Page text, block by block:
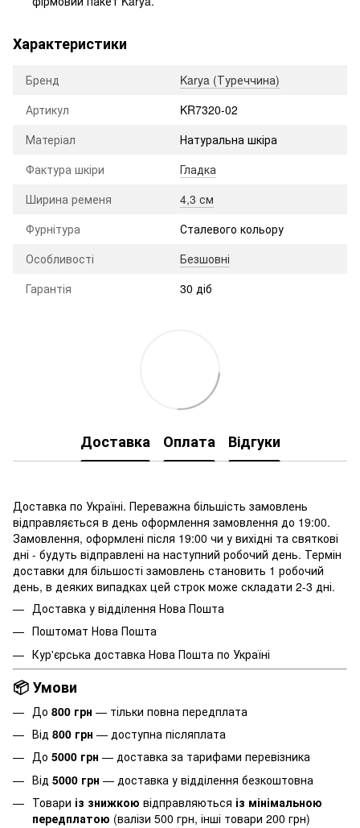
Характеристики
Бренд
Karya (Туреччина)
Артикул
KR7320-02
Матеріал
Натуральна шкіра
Фактура шкіри
Гладка
Ширина ременя
4,3 см
Фурнітура
Сталевого кольору
Особливості
Безшовні
Гарантія
30 діб
Доставка Оплата Відгуки
Доставка по Україні. Переважна більшість замовлень
відправляється в день оформлення замовлення до 19:00.
Замовлення, оформлені після 19:00 чи у вихідні та святкові
дні - будуть відправлені на наступний робочий день. Термін
доставки для більшості замовлень становить 1 робочий
день, в деяких випадках цей строк може складати 2-3 дні.
Доставка у відділення Нова Пошта
Поштомат Нова Пошта
Кур'єрська доставка Нова Пошта по Україні
📦 Умови
До 800 грн — тільки повна передплата
Від 800 грн — доступна післяплата
До 5000 грн — доставка за тарифами перевізника
Від 5000 грн — доставка у відділення безкоштовна
Товари із знижкою відправляються із мінімальною
передплатою (валізи 500 грн, інші товари 200 грн)